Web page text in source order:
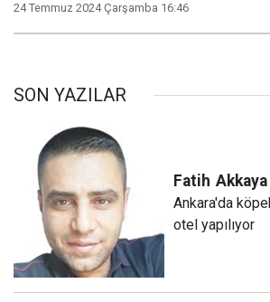
24 Temmuz 2024 Çarşamba 16:46
SON YAZILAR
Fatih Akkaya
Ankara'da
otel yapılıyor